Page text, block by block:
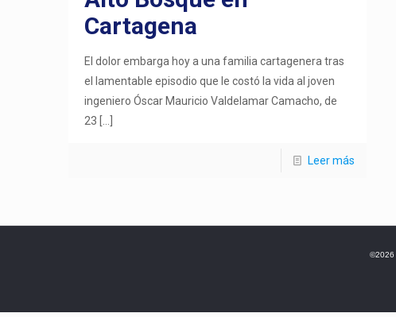
Cartagena
El dolor embarga hoy a una familia cartagenera tras
el lamentable episodio que le costó la vida al joven
ingeniero Óscar Mauricio Valdelamar Camacho, de
23
Leer más
©2026